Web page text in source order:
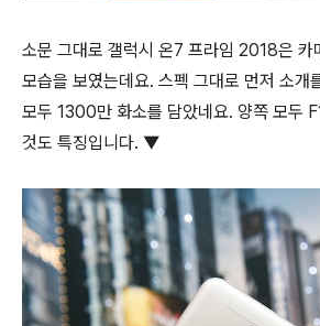
소문 그대로 갤럭시 온7 프라임 2018은 카
모습을 보였는데요. 스펙 그대로 먼저 소개
모두 1300만 화소를 담았네요. 양쪽 모두
것도 특징입니다. ▼